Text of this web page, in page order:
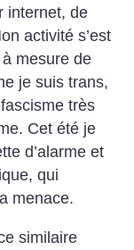
internet, de
activité s’est
mesure de
je suis trans,
très
Cet été je
d’alarme et
qui
menace.
similaire